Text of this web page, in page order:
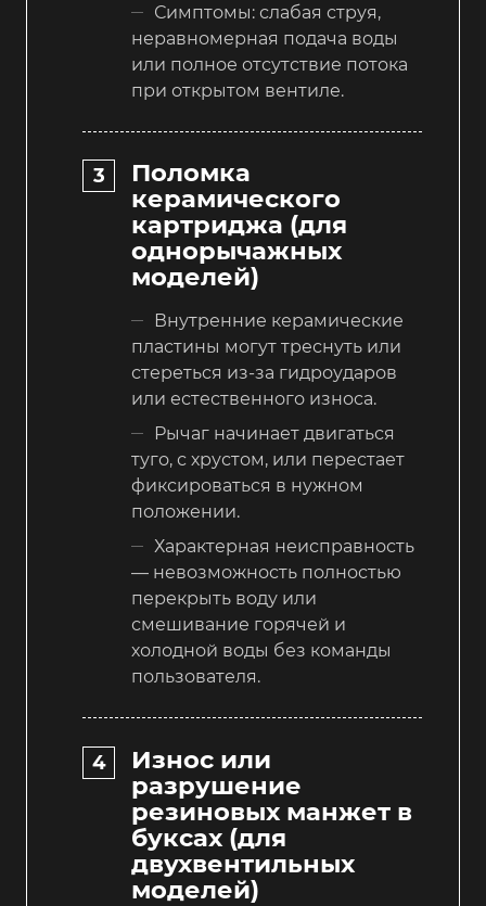
Симптомы: слабая струя,
неравномерная подача воды
или полное отсутствие потока
при открытом вентиле.
Поломка
керамического
картриджа (для
однорычажных
моделей)
Внутренние керамические
пластины могут треснуть или
стереться из-за гидроударов
или естественного износа.
Рычаг начинает двигаться
туго, с хрустом, или перестает
фиксироваться в нужном
положении.
Характерная неисправность
— невозможность полностью
перекрыть воду или
смешивание горячей и
холодной воды без команды
пользователя.
Износ или
разрушение
резиновых манжет в
буксах (для
двухвентильных
моделей)